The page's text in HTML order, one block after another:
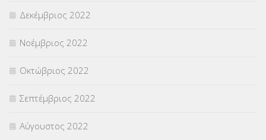
Δεκέμβριος 2022
Νοέμβριος 2022
Οκτώβριος 2022
Σεπτέμβριος 2022
Αύγουστος 2022